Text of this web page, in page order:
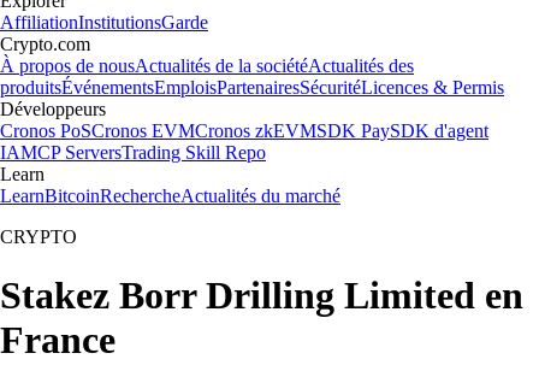
AffiliationInstitutionsGarde
Crypto.com
À propos de nousActualités de la sociétéActualités des
produitsÉvénementsEmploisPartenairesSécuritéLicences & Permis
Développeurs
Cronos PoSCronos EVMCronos zkEVMSDK PaySDK d'agent
IAMCP ServersTrading Skill Repo
Learn
LearnBitcoinRechercheActualités du marché
CRYPTO
Stakez Borr Drilling Limited en
France